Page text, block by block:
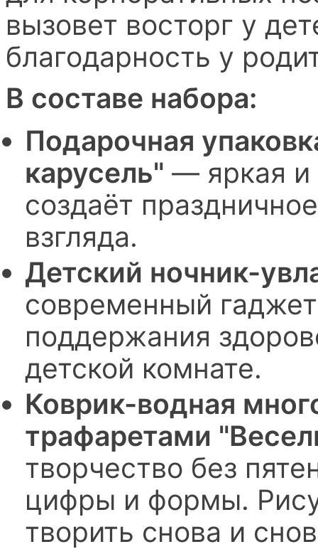
вызовет восторг у
благодарность у
В составе набора:
Подарочная
карусель" — яркая и
создаёт
взгляда.
Детский ночник-
современный
поддержания
детской комнате.
Коврик-водная
трафаретами
творчество без
цифры и формы.
творить снова и